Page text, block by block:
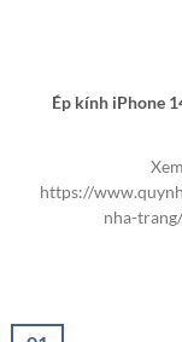
Ép kính iPhone
https://
nha-